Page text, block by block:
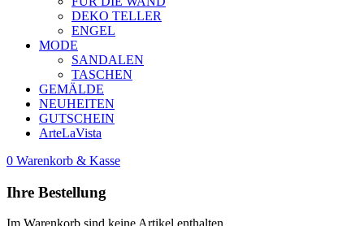
DEKO TELLER
ENGEL
MODE
SANDALEN
TASCHEN
GEMÄLDE
NEUHEITEN
GUTSCHEIN
ArteLaVista
0 Warenkorb & Kasse
Ihre Bestellung